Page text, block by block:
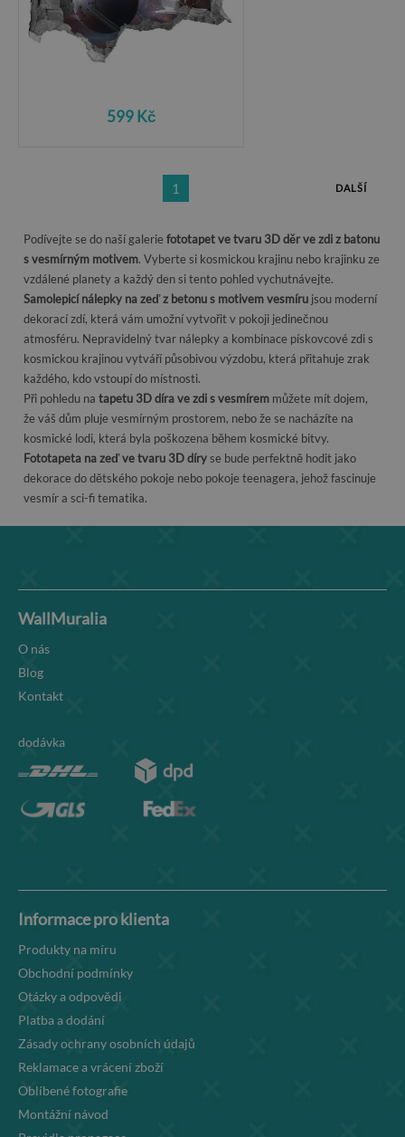
599 Kč
1 DALŠÍ
Podívejte se do naší galerie fototapet ve tvaru 3D děr ve zdi z batonu
s vesmírným motivem. Vyberte si kosmickou krajinu nebo krajinku ze
vzdálené planety a každý den si tento pohled vychutnávejte.
Samolepicí nálepky na zeď z betonu s motivem vesmíru jsou moderní
dekorací zdí, která vám umožní vytvořit v pokoji jedinečnou
atmosféru. Nepravidelný tvar nálepky a kombinace pískovcové zdi s
kosmickou krajinou vytváří působivou výzdobu, která přitahuje zrak
každého, kdo vstoupí do místnosti.
Při pohledu na tapetu 3D díra ve zdi s vesmírem můžete mít dojem,
že váš dům pluje vesmírným prostorem, nebo že se nacházíte na
kosmické lodi, která byla poškozena během kosmické bitvy.
Fototapeta na zeď ve tvaru 3D díryse bude perfektně hodit jako
dekorace do dětského pokoje nebo pokoje teenagera, jehož fascinuje
vesmír a sci-fi tematika.
WallMuralia
O nás
Blog
Kontakt
dodávka
Informace pro klienta
Produkty na míru
Obchodní podmínky
Otázky a odpovědi
Platba a dodání
Zásady ochrany osobních údajů
Reklamace a vrácení zboží
Oblíbené fotografie
Montážní návod